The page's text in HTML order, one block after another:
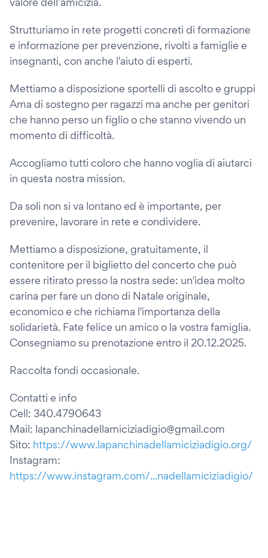
Strutturiamo in rete progetti concreti di formazione
e informazione per prevenzione, rivolti a famiglie e
insegnanti, con anche l'aiuto di esperti.
Mettiamo a disposizione sportelli di ascolto e gruppi
Ama di sostegno per ragazzi ma anche per genitori
che hanno perso un figlio o che stanno vivendo un
momento di difficoltà.
Accogliamo tutti coloro che hanno voglia di aiutarci
in questa nostra mission.
Da soli non si va lontano ed è importante, per
prevenire, lavorare in rete e condividere.
Mettiamo a disposizione, gratuitamente, il
contenitore per il biglietto del concerto che può
essere ritirato presso la nostra sede: un'idea molto
carina per fare un dono di Natale originale,
economico e che richiama l'importanza della
solidarietà. Fate felice un amico o la vostra famiglia.
Consegniamo su prenotazione entro il 20.12.2025.
Raccolta fondi occasionale.
Contatti e info
Cell: 340.4790643
Mail: lapanchinadellamiciziadigio@gmail.com
Sito: https://www.lapanchinadellamiciziadigio.org/
Instagram:
https://www.instagram.com/...nadellamiciziadigio/